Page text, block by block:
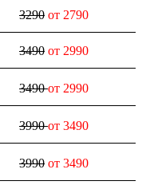
3290от 2790
3490от 2990
3490от 2990
3990от 3490
3990от 3490